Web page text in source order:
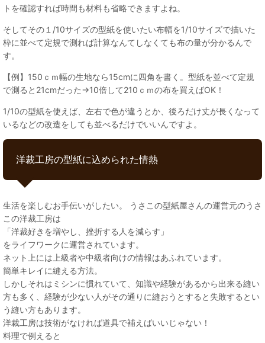
トを確認すれば時間も材料も省略できますよね。
そしてその１/10サイズの型紙を使いたい布幅を1/10サイズで描いた
枠に並べて定規で測れば計算なんてしなくても布の量が分かるんで
す。
【例】150ｃｍ幅の生地なら15cmに四角を書く。型紙を並べて定規
で測ると21cmだった→10倍して210ｃｍの布を買えばOK！
1/10の型紙を使えば、左右で色が違うとか、後ろだけ丈が長くなって
いるなどの改造をしても並べるだけでいいんですよ。
洋裁工房の型紙に込められた情熱
生活を楽しむお手伝いがしたい。 うさこの型紙屋さんの運営元のうさ
この洋裁工房は
「洋裁好きを増やし、挫折する人を減らす」
をライフワークに運営されています。
ネット上には上級者や中級者向けの情報はあふれています。
簡単キレイに縫える方法。
しかしそれはミシンに慣れていて、知識や経験があるから出来る縫い
方も多く、経験が少ない人がその通りに縫おうとすると失敗するとい
う縫い方もあります。
洋裁工房は技術がなければ道具で補えばいいじゃない！
料理で例えると